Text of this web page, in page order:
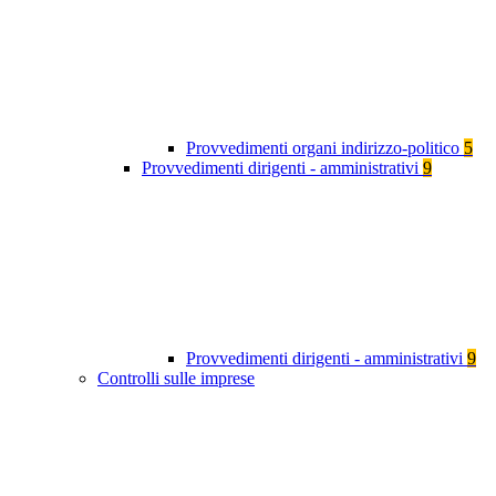
Provvedimenti organi indirizzo-politico 5
Provvedimenti dirigenti - amministrativi 9
Provvedimenti dirigenti - amministrativi 9
Controlli sulle imprese